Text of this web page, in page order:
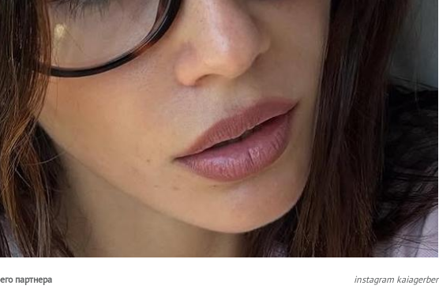
партнера instagram kaiagerber